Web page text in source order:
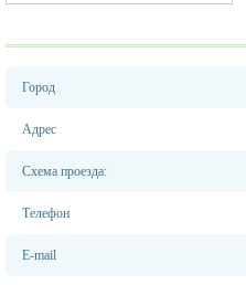
Город
Адрес
Схема проезда:
Телефон
E-mail